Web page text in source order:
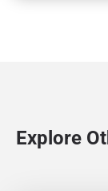
Explore